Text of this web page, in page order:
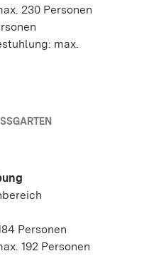
230 Personen
max.
Personen
192 Personen